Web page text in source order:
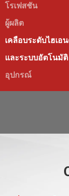
โรเฟสชัน
ผู้ผลิต
เคลือบระดับไฮเอ
และระบบอัตโนมัติ
อุปกรณ์